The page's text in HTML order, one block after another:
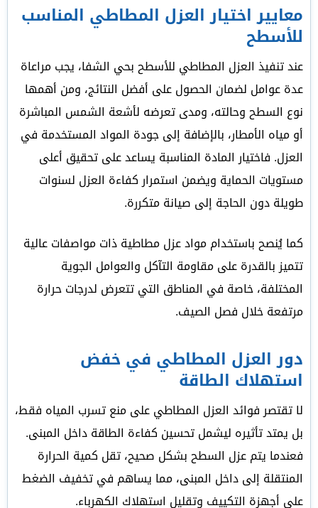
معايير اختيار العزل المطاطي المناسب
للأسطح
عند تنفيذ العزل المطاطي للأسطح بحي الشفا، يجب مراعاة
عدة عوامل لضمان الحصول على أفضل النتائج، ومن أهمها
نوع السطح وحالته، ومدى تعرضه لأشعة الشمس المباشرة
أو مياه الأمطار، بالإضافة إلى جودة المواد المستخدمة في
العزل. فاختيار المادة المناسبة يساعد على تحقيق أعلى
مستويات الحماية ويضمن استمرار كفاءة العزل لسنوات
طويلة دون الحاجة إلى صيانة متكررة.
كما يُنصح باستخدام مواد عزل مطاطية ذات مواصفات عالية
تتميز بالقدرة على مقاومة التآكل والعوامل الجوية
المختلفة، خاصة في المناطق التي تتعرض لدرجات حرارة
مرتفعة خلال فصل الصيف.
دور العزل المطاطي في خفض
استهلاك الطاقة
لا تقتصر فوائد العزل المطاطي على منع تسرب المياه فقط،
بل يمتد تأثيره ليشمل تحسين كفاءة الطاقة داخل المبنى.
فعندما يتم عزل السطح بشكل صحيح، تقل كمية الحرارة
المنتقلة إلى داخل المبنى، مما يساهم في تخفيف الضغط
على أجهزة التكييف وتقليل استهلاك الكهرباء.